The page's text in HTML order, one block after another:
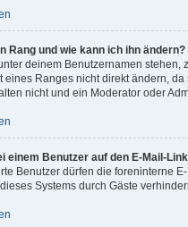
Rang und wie kann ich ihn ändern?
deinem Benutzernamen
eines Ranges nicht direkt ändern,
nicht und ein Moderator oder
einem Benutzer auf den E-Mail-
Benutzer dürfen die foreninterne
Systems durch Gäste